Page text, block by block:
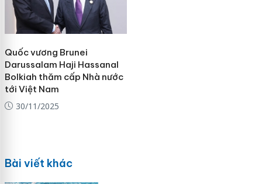
Quốc vương Brunei
Darussalam Haji Hassanal
Bolkiah thăm cấp Nhà nước
tới Việt Nam
30/11/2025
Bài viết khác